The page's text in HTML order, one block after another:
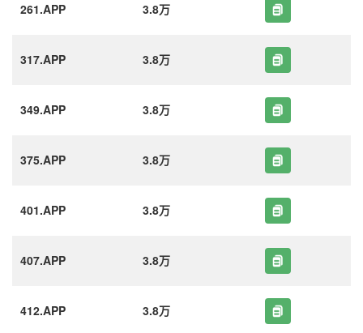
261.APP 3.8万
317.APP 3.8万
349.APP 3.8万
375.APP 3.8万
401.APP 3.8万
407.APP 3.8万
412.APP 3.8万